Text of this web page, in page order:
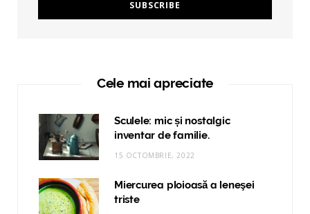
Cele mai apreciate
Sculele: mic și nostalgic
inventar de familie.
15 OCTOMBRIE, 2022
Miercurea ploioasă a leneşei
triste